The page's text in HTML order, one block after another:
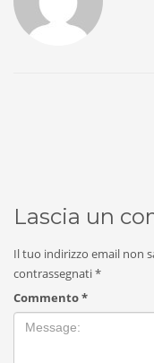
Lascia un
Il tuo indirizzo email non
contrassegnati*
Commento*